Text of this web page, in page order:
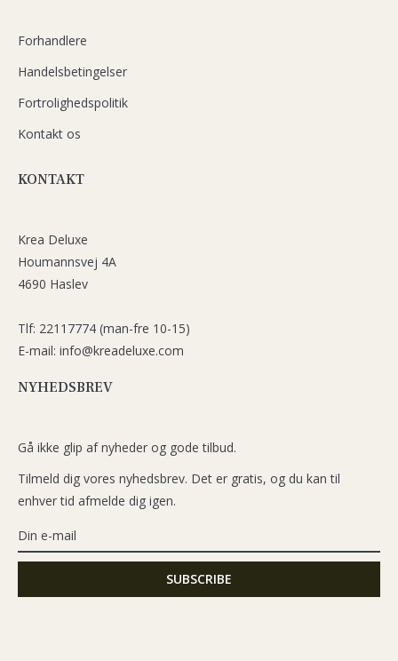
Forhandlere
Handelsbetingelser
Fortrolighedspolitik
Kontakt os
KONTAKT
Krea Deluxe
Houmannsvej 4A
4690 Haslev
Tlf: 22117774 (man-fre 10-15)
E-mail: info@kreadeluxe.com
NYHEDSBREV
Gå ikke glip af nyheder og gode tilbud.
Tilmeld dig vores nyhedsbrev. Det er gratis, og du kan til
enhver tid afmelde dig igen.